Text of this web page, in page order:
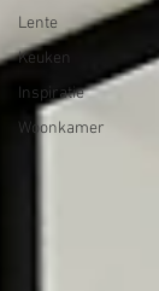
Lente
Keuken
Inspiratie
Woonkamer